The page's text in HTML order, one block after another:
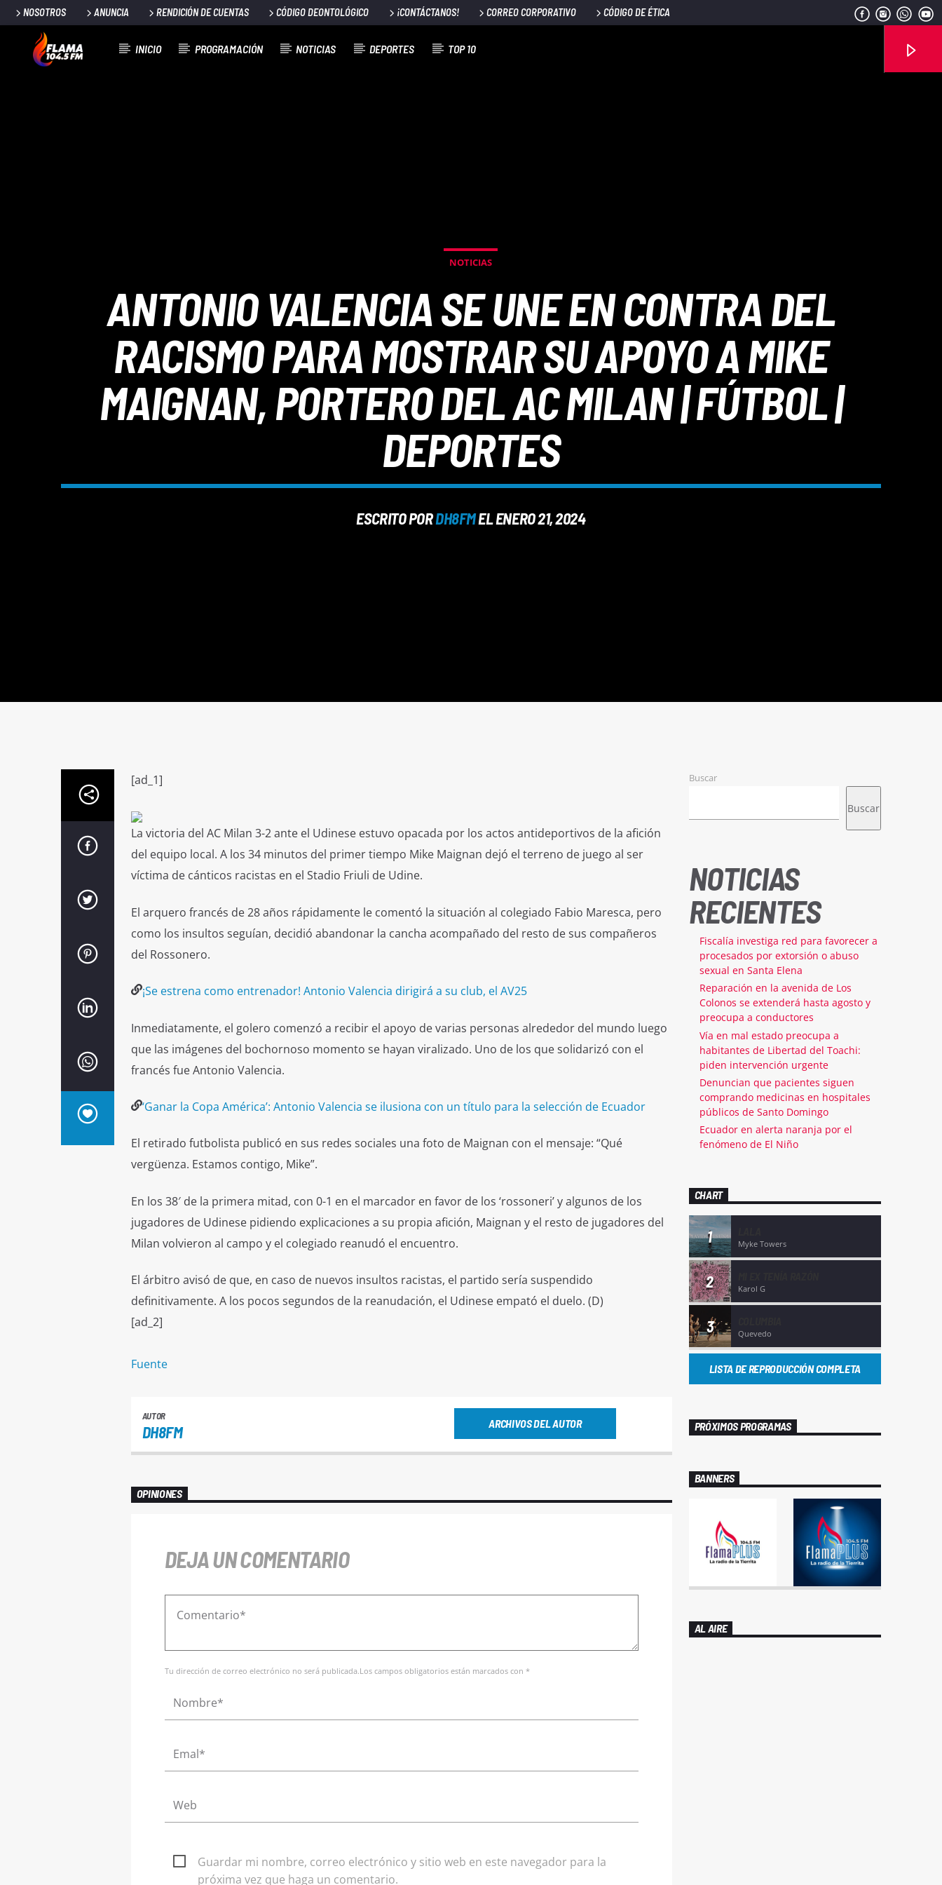
NOSOTROS ANUNCIA RENDICIÓN DE CUENTAS CÓDIGO DEONTOLÓGICO ¡CONTÁCTANOS! CORREO CORPORATIVO CÓDIGO DE ÉTICA
INICIO PROGRAMACIÓN NOTICIAS DEPORTES TOP 10
NOTICIAS
ANTONIO VALENCIA SE UNE EN CONTRA DEL
RACISMO PARA MOSTRAR SU APOYO A MIKE
MAIGNAN, PORTERO DEL AC MILAN | FÚTBOL |
DEPORTES
ESCRITO PORDH8FMEL ENERO 21, 2024
[ad_1]
La victoria del AC Milan 3-2 ante el Udinese estuvo opacada por los actos antideportivos de la afición
del equipo local. A los 34 minutos del primer tiempo Mike Maignan dejó el terreno de juego al ser
víctima de cánticos racistas en el Stadio Friuli de Udine.
El arquero francés de 28 años rápidamente le comentó la situación al colegiado Fabio Maresca, pero
como los insultos seguían, decidió abandonar la cancha acompañado del resto de sus compañeros
del Rossonero.
¡Se estrena como entrenador! Antonio Valencia dirigirá a su club, el AV25
Inmediatamente, el golero comenzó a recibir el apoyo de varias personas alrededor del mundo luego
que las imágenes del bochornoso momento se hayan viralizado. Uno de los que solidarizó con el
francés fue Antonio Valencia.
‘Ganar la Copa América’: Antonio Valencia se ilusiona con un título para la selección de Ecuador
El retirado futbolista publicó en sus redes sociales una foto de Maignan con el mensaje: “Qué
vergüenza. Estamos contigo, Mike”.
En los 38′ de la primera mitad, con 0-1 en el marcador en favor de los ‘rossoneri’ y algunos de los
jugadores de Udinese pidiendo explicaciones a su propia afición, Maignan y el resto de jugadores del
Milan volvieron al campo y el colegiado reanudó el encuentro.
El árbitro avisó de que, en caso de nuevos insultos racistas, el partido sería suspendido
definitivamente. A los pocos segundos de la reanudación, el Udinese empató el duelo. (D)
[ad_2]
Fuente
AUTOR
DH8FM ARCHIVOS DEL AUTOR
OPINIONES
DEJA UN COMENTARIO
Tu dirección de correo electrónico no será publicada.Los campos obligatorios están marcados con *
Guardar mi nombre, correo electrónico y sitio web en este navegador para la
próxima vez que haga un comentario.
Buscar
Buscar
NOTICIAS
RECIENTES
Fiscalía investiga red para favorecer a
procesados por extorsión o abuso
sexual en Santa Elena
Reparación en la avenida de Los
Colonos se extenderá hasta agosto y
preocupa a conductores
Vía en mal estado preocupa a
habitantes de Libertad del Toachi:
piden intervención urgente
Denuncian que pacientes siguen
comprando medicinas en hospitales
públicos de Santo Domingo
Ecuador en alerta naranja por el
fenómeno de El Niño
CHART
1 Myke Towers
2 Karol G
3 Quevedo
LISTA DE REPRODUCCIÓN COMPLETA
PRÓXIMOS PROGRAMAS
BANNERS
AL AIRE